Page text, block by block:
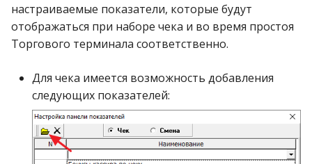
настраиваемые показатели, которые будут
отображаться при наборе чека и во время простоя
Торгового терминала соответственно.
Для чека имеется возможность добавления
следующих показателей: